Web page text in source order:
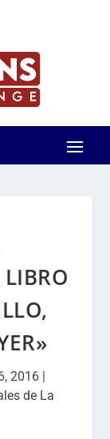
2016|
de La